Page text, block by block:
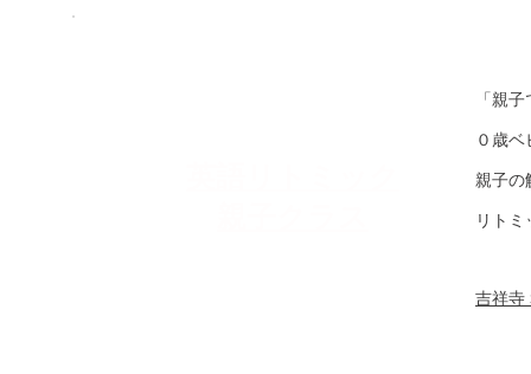
「親
０歳
親子の
リト
吉祥寺